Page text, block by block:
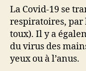
La Covid-19 se
respiratoires, par
toux). Il y a
du virus des
yeux ou à l’anus.